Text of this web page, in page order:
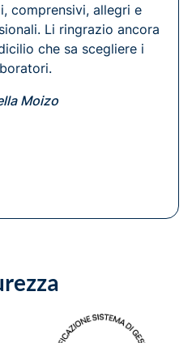
comprensivi, allegri e
Li ringrazio ancora
che sa scegliere i
Moizo